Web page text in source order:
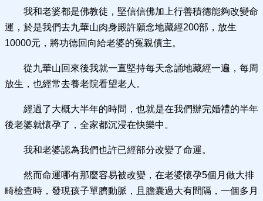
我和老婆都是佛教徒，堅信信佛加上行善積德能夠改變命
運，於是我們去九華山肉身殿許願念地藏經200部，放生
10000元，將功德回向給老婆的冤親債主。
從九華山回來後我就一直堅持每天念誦地藏經一遍，每周
放生，也經常去養老院看望老人。
經過了大概大半年的時間，也就是在我們辦完婚禮的半年
後老婆就懷孕了，全家都沉浸在快樂中。
我和老婆認為我們也許已經部分改變了命運。
然而命運哪有那麼容易被改變，在老婆懷孕5個月做大排
畸檢查時，發現孩子單臍動脈，且膽囊過大有間隔，一個多月